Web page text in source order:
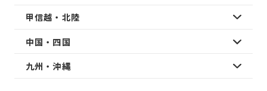
甲信越・北陸
中国・四国
九州・沖縄